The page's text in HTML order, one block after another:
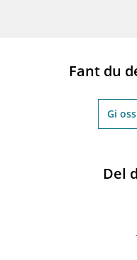
Fant du
Gi
Del